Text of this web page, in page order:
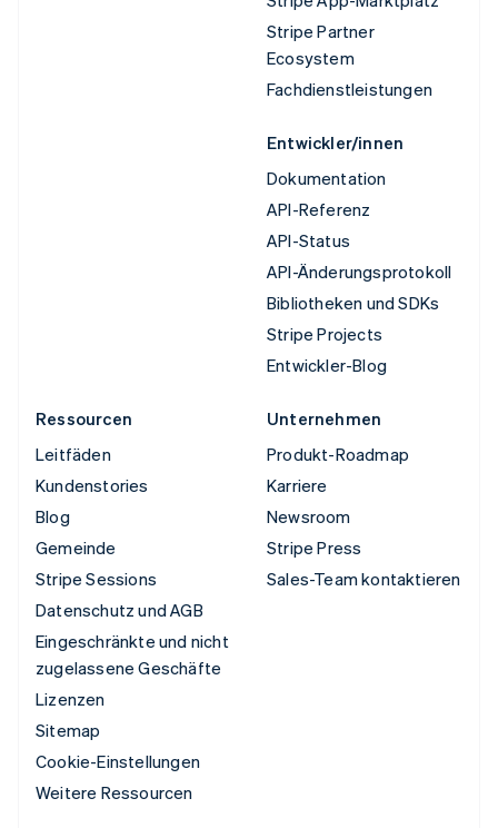
Stripe Partner
Ecosystem
Fachdienstleistungen
Entwickler/innen
Dokumentation
API-Referenz
API-Status
API-Änderungsprotokoll
Bibliotheken und SDKs
Stripe Projects
Entwickler-Blog
Ressourcen
Leitfäden
Kundenstories
Blog
Gemeinde
Stripe Sessions
Datenschutz und AGB
Eingeschränkte und nicht
zugelassene Geschäfte
Lizenzen
Sitemap
Cookie-Einstellungen
Weitere Ressourcen
Unternehmen
Produkt-Roadmap
Karriere
Newsroom
Stripe Press
Sales-Team kontaktieren